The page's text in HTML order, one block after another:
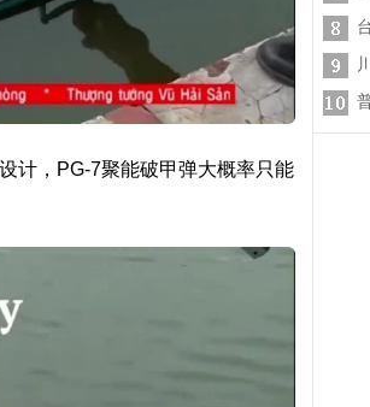
计，PG-7聚能破甲弹大概率只能